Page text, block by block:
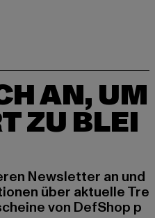
AN, UM
ZU BLEI
Newsletter an und
über aktuelle Tre
von DefShop p